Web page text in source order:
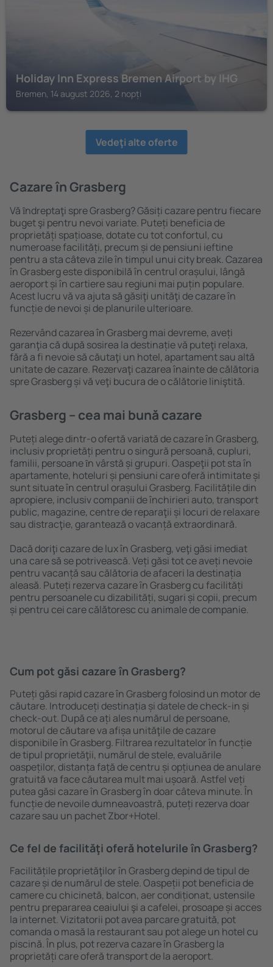
Holiday Inn Express Bremen Airport by IHG
Bremen, 14 august 2026, 2 nopți
Vedeţi alte oferte
Cazare în Grasberg
Vă ȋndreptaţi spre Grasberg? Găsiți cazare pentru fiecare
buget şi pentru nevoi variate. Puteți beneficia de
proprietăți spațioase, dotate cu tot confortul, cu
numeroase facilități, precum și de pensiuni ieftine
pentru a sta câteva zile în timpul unui city break. Cazarea
în Grasberg este disponibilă în centrul orașului, lângă
aeroport și în cartiere sau regiuni mai puțin populare.
Acest lucru vă va ajuta să găsiţi unităţi de cazare în
funcție de nevoi și de planurile ulterioare.
Rezervând cazarea în Grasberg mai devreme, aveți
garanţia că după sosirea la destinație vă puteţi relaxa,
fără a fi nevoie să căutaţi un hotel, apartament sau altă
unitate de cazare. Rezervaţi cazarea înainte de călătoria
spre Grasberg și vă veţi bucura de o călătorie liniştită.
Grasberg – cea mai bună cazare
Puteți alege dintr-o ofertă variată de cazare în Grasberg,
inclusiv proprietăți pentru o singură persoană, cupluri,
familii, persoane ȋn vârstă și grupuri. Oaspeţii pot sta în
apartamente, hoteluri și pensiuni care oferă intimitate și
sunt situate în centrul orașului Grasberg. Facilitățile din
apropiere, inclusiv companii de închirieri auto, transport
public, magazine, centre de reparaţii și locuri de relaxare
sau distracţie, garantează o vacanță extraordinară.
Dacă doriţi cazare de lux în Grasberg, veţi găsi imediat
una care să se potrivească. Veți găsi tot ce aveți nevoie
pentru vacanță sau călătoria de afaceri la destinația
aleasă. Puteți rezerva cazare în Grasberg cu facilități
pentru persoanele cu dizabilități, sugari și copii, precum
și pentru cei care călătoresc cu animale de companie.
Cum pot găsi cazare în Grasberg?
Puteți găsi rapid cazare în Grasberg folosind un motor de
căutare. Introduceți destinația și datele de check-in și
check-out. După ce ați ales numărul de persoane,
motorul de căutare va afișa unităţile de cazare
disponibile în Grasberg. Filtrarea rezultatelor în funcție
de tipul proprietăţii, numărul de stele, evaluările
oaspeților, distanța față de centru și opțiunea de anulare
gratuită va face căutarea mult mai ușoară. Astfel veți
putea găsi cazare în Grasberg în doar câteva minute. În
funcție de nevoile dumneavoastră, puteți rezerva doar
cazare sau un pachet Zbor+Hotel.
Ce fel de facilităţi oferă hotelurile în Grasberg?
Facilitățile proprietăţilor în Grasberg depind de tipul de
cazare și de numărul de stele. Oaspeții pot beneficia de
camere cu chicinetă, balcon, aer condiționat, ustensile
pentru prepararea ceaiului şi a cafelei, prosoape și acces
la internet. Vizitatorii pot avea parcare gratuită, pot
comanda o masă la restaurant sau pot alege un hotel cu
piscină. În plus, pot rezerva cazare în Grasberg la
proprietăți care oferă transport de la aeroport.